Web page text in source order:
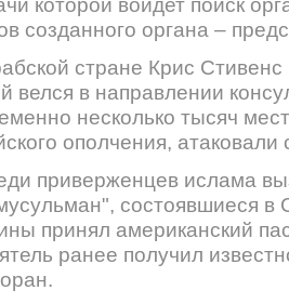
созданного органа –
стране Крис Стивенс
велся в направлении
несколько тысяч
ополчения,
приверженцев ислама
состоявшиеся
принял американский
ранее получил